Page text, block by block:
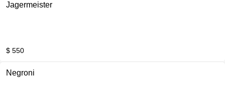
Jagermeister
$ 550
Negroni